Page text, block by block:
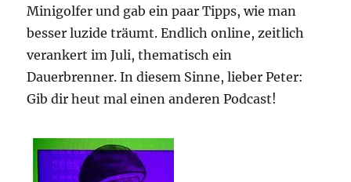
Minigolfer und gab ein paar Tipps, wie man
besser luzide träumt. Endlich online, zeitlich
verankert im Juli, thematisch ein
Dauerbrenner. In diesem Sinne, lieber Peter:
Gib dir heut mal einen anderen Podcast!